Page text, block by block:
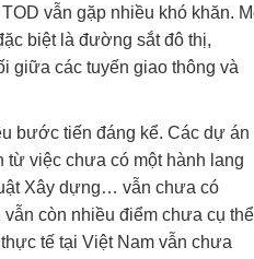
vẫn gặp nhiều khó khăn.
biệt là đường sắt đô thị,
giữa các tuyến giao thông và
bước tiến đáng kể. Các dự án
từ việc chưa có một hành lang
Xây dựng… vẫn chưa có
còn nhiều điểm chưa cụ
tế tại Việt Nam vẫn chưa